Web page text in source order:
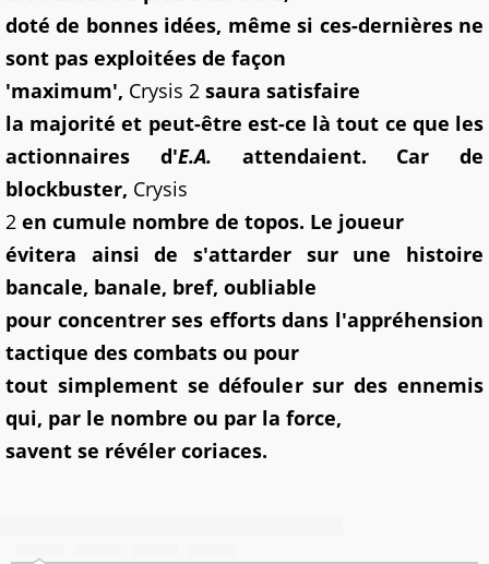
doté de bonnes idées, même si ces-dernières ne
sont pas exploitées de façon
'maximum', Crysis 2 saura satisfaire
la majorité et peut-être est-ce là tout ce que les
actionnaires d'E.A. attendaient. Car de
blockbuster, Crysis
2 en cumule nombre de topos. Le joueur
évitera ainsi de s'attarder sur une histoire
bancale, banale, bref, oubliable
pour concentrer ses efforts dans l'appréhension
tactique des combats ou pour
tout simplement se défouler sur des ennemis
qui, par le nombre ou par la force,
savent se révéler coriaces.